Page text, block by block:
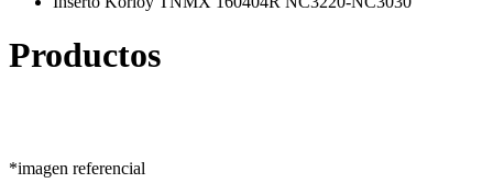
Productos
*imagen referencial